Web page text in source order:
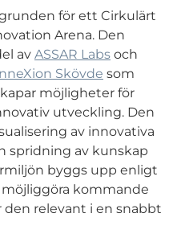
för ett Cirkulärt
Arena. Den
av ASSAR Labs och
Skövde som
möjligheter för
utveckling. Den
av innovativa
spridning av kunskap
byggs upp enligt
kommande
relevant i en snabbt